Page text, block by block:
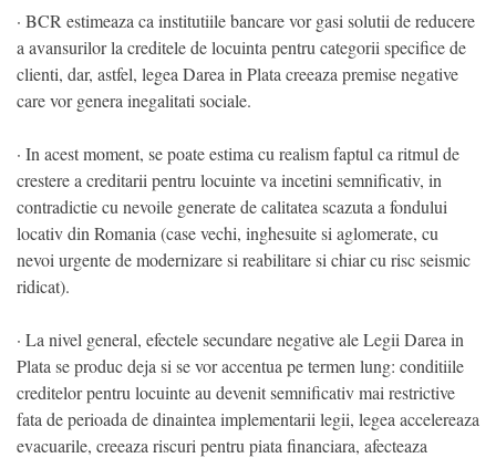
· BCR estimeaza ca institutiile bancare vor gasi solutii de reducere
a avansurilor la creditele de locuinta pentru categorii specifice de
clienti, dar, astfel, legea Darea in Plata creeaza premise negative
care vor genera inegalitati sociale.
· In acest moment, se poate estima cu realism faptul ca ritmul de
crestere a creditarii pentru locuinte va incetini semnificativ, in
contradictie cu nevoile generate de calitatea scazuta a fondului
locativ din Romania (case vechi, inghesuite si aglomerate, cu
nevoi urgente de modernizare si reabilitare si chiar cu risc seismic
ridicat).
· La nivel general, efectele secundare negative ale Legii Darea in
Plata se produc deja si se vor accentua pe termen lung: conditiile
creditelor pentru locuinte au devenit semnificativ mai restrictive
fata de perioada de dinaintea implementarii legii, legea accelereaza
evacuarile, creeaza riscuri pentru piata financiara, afecteaza